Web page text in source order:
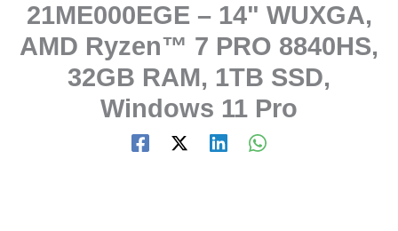
21ME000EGE – 14" WUXGA,
AMD Ryzen™ 7 PRO 8840HS,
32GB RAM, 1TB SSD,
Windows 11 Pro